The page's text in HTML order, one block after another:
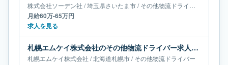
株式会社ソーデン社 /埼玉県さいたま市/その他物流ドライバー
月給60万-65万円
求人を見る
札幌エムケイ株式会社のその他物流ドライバー求人｜北海道札幌市｜月給67万-69万円
札幌エムケイ株式会社 /北海道札幌市/その他物流ドライバー